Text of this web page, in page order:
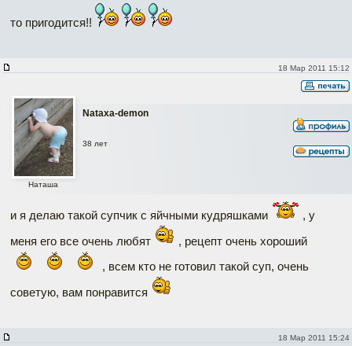
то пригодится!!
18 Мар 2011 15:12
Nataxa-demon
Наташа
38 лет
и я делаю такой супчик с яйчными кудряшками
, у
меня его все очень любят
, рецепт очень хороший
, всем кто не готовил такой суп, очень
советую, вам понравится
18 Мар 2011 15:24